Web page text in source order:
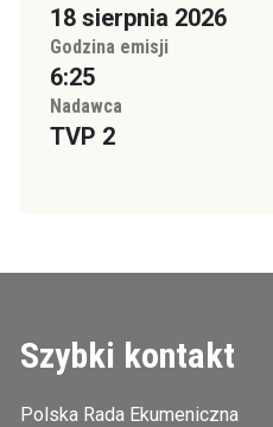
18 sierpnia 2026
Godzina emisji
6:25
Nadawca
TVP 2
Szybki kontakt
Polska Rada Ekumeniczna